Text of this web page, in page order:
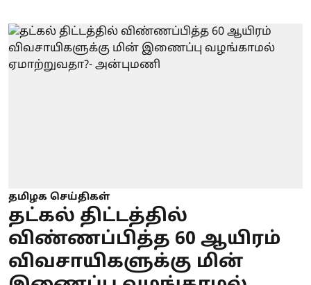
தமிழக செய்திகள்
தட்கல் திட்டத்தில்
விண்ணப்பித்த 60 ஆயிரம்
விவசாயிகளுக்கு மின்